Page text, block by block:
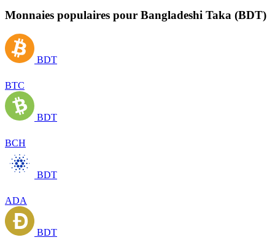
Monnaies populaires pour Bangladeshi Taka (BDT)
BDT
BTC
BDT
BCH
BDT
ADA
BDT